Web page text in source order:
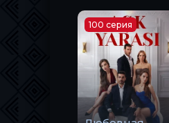
100 серия